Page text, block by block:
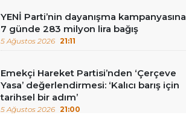
YENİ Parti’nin dayanışma kampanyasına
7 günde 283 milyon lira bağış
5 Ağustos 2026 21:11
Emekçi Hareket Partisi’nden ‘Çerçeve
Yasa’ değerlendirmesi: ‘Kalıcı barış için
tarihsel bir adım’
5 Ağustos 2026 21:00